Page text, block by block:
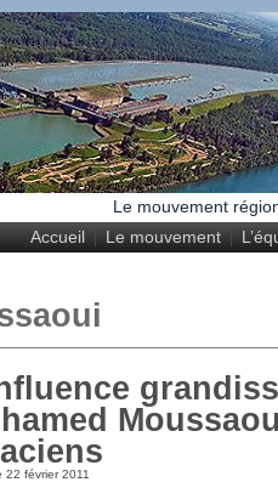
Le mouvement
Accueil
Le mouvement
22 février 2011